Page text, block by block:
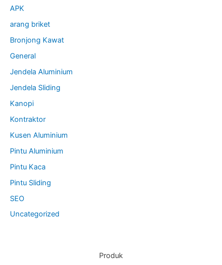
APK
arang briket
Bronjong Kawat
General
Jendela Aluminium
Jendela Sliding
Kanopi
Kontraktor
Kusen Aluminium
Pintu Aluminium
Pintu Kaca
Pintu Sliding
SEO
Uncategorized
Produk